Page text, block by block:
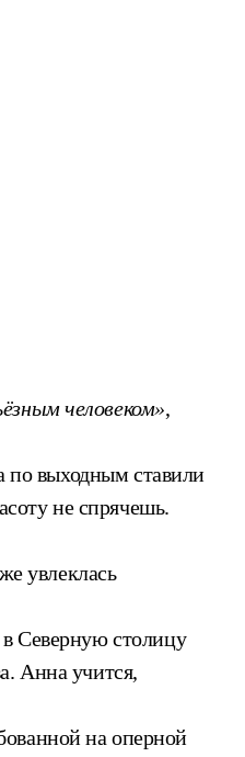
человеком»,
по выходным ставили
не спрячешь.
увлеклась
Северную столицу
Анна учится,
на оперной